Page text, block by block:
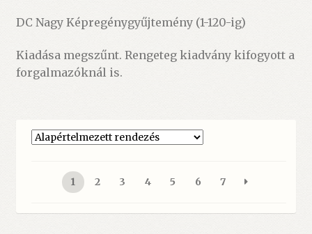
DC Nagy Képregénygyűjtemény (1-120-ig)
Kiadása megszűnt. Rengeteg kiadvány kifogyott a
forgalmazóknál is.
1 2 3 4 5 6 7